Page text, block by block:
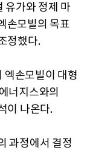
유가와 정제 마
손모빌의 목표
정했다.
엑손모빌이 대형
너지스와의
이 나온다.
과정에서 결정